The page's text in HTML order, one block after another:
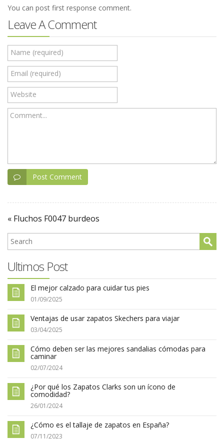
You can post first response comment.
Leave A Comment
Name (required)
Email (required)
Website
Comment...
Post Comment
« Fluchos F0047 burdeos
Ultimos Post
El mejor calzado para cuidar tus pies
01/09/2025
Ventajas de usar zapatos Skechers para viajar
03/04/2025
Cómo deben ser las mejores sandalias cómodas para
caminar
02/07/2024
¿Por qué los Zapatos Clarks son un ícono de
comodidad?
26/01/2024
¿Cómo es el tallaje de zapatos en España?
07/11/2023